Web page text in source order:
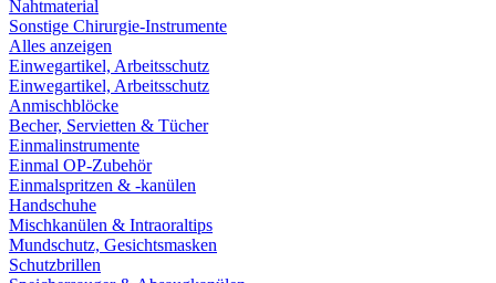
Nahtmaterial
Sonstige Chirurgie-Instrumente
Alles anzeigen
Einwegartikel, Arbeitsschutz
Einwegartikel, Arbeitsschutz
Anmischblöcke
Becher, Servietten & Tücher
Einmalinstrumente
Einmal OP-Zubehör
Einmalspritzen & -kanülen
Handschuhe
Mischkanülen & Intraoraltips
Mundschutz, Gesichtsmasken
Schutzbrillen